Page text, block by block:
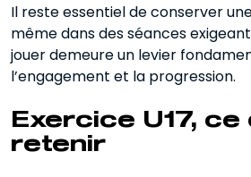
Il reste essentiel de conserver
même dans des séances
jouer demeure un levier
l’engagement et la progression.
Exercice U17, ce
retenir